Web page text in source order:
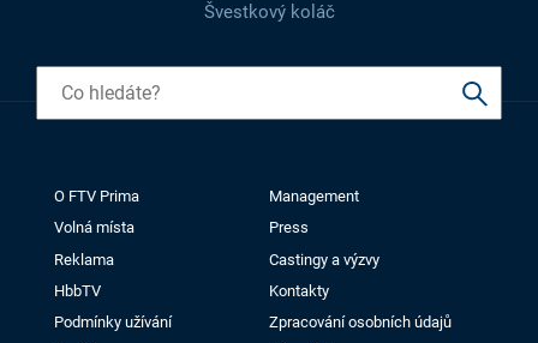
Švestkový koláč
O FTV Prima
Management
Volná místa
Press
Reklama
Castingy a výzvy
HbbTV
Kontakty
Podmínky užívání
Zpracování osobních údajů